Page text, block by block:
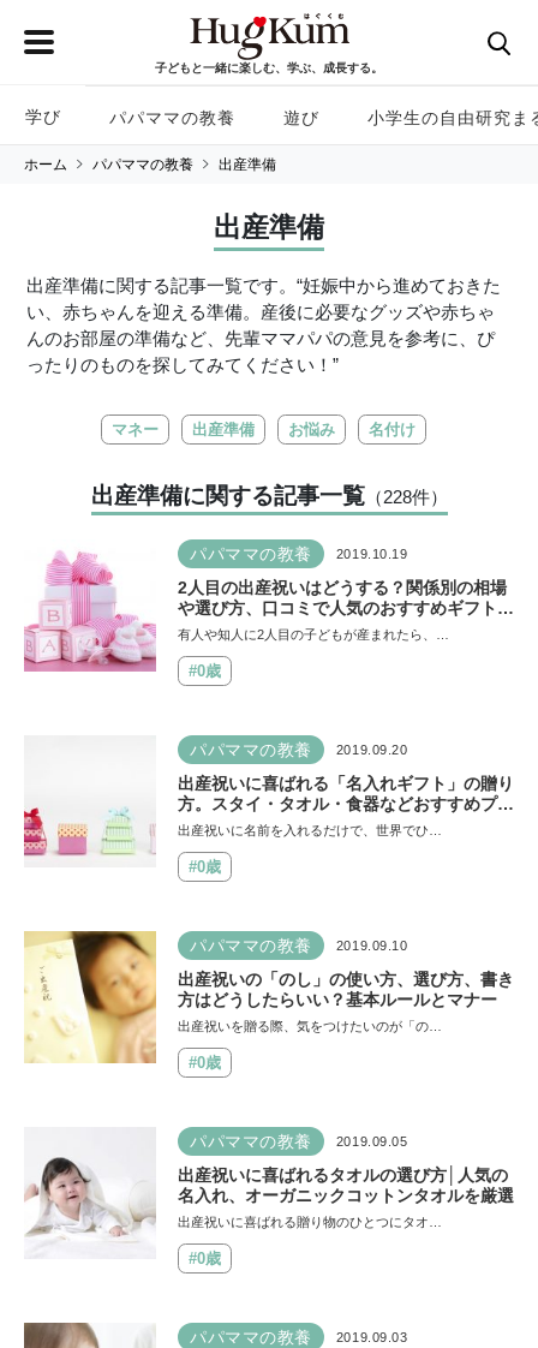
子どもと一緒に楽しむ、学ぶ、成長する。
学び パパママの教養 遊び 小学生の自由研究ま
ホーム パパママの教養 出産準備
出産準備
出産準備に関する記事一覧です。“妊娠中から進めておきた
い、赤ちゃんを迎える準備。産後に必要なグッズや赤ちゃ
んのお部屋の準備など、先輩ママパパの意見を参考に、ぴ
ったりのものを探してみてください！”
マネー 出産準備 お悩み 名付け
出産準備に関する記事一覧（228件）
パパママの教養 2019.10.19
2人目の出産祝いはどうする？関係別の相場
や選び方、口コミで人気のおすすめギフト
12選
有人や知人に2人目の子どもが産まれたら、…
#0歳
パパママの教養 2019.09.20
出産祝いに喜ばれる「名入れギフト」の贈り
方。スタイ・タオル・食器などおすすめプレ
ゼントを厳選
出産祝いに名前を入れるだけで、世界でひ…
#0歳
パパママの教養 2019.09.10
出産祝いの「のし」の使い方、選び方、書き
方はどうしたらいい？基本ルールとマナー
出産祝いを贈る際、気をつけたいのが「の…
#0歳
パパママの教養 2019.09.05
出産祝いに喜ばれるタオルの選び方│人気の
名入れ、オーガニックコットンタオルを厳選
出産祝いに喜ばれる贈り物のひとつにタオ…
#0歳
パパママの教養 2019.09.03